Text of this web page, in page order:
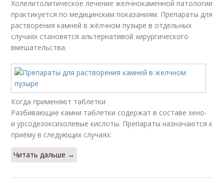
Холелитолитическое лечение желчнокаменной патологии
практикуется по медицинским показаниям. Препараты для
растворения камней в жёлчном пузыре в отдельных
случаях становятся альтернативой хирургического
вмешательства.
Когда применяют таблетки
Разбивающие камни таблетки содержат в составе хено-
и урсодезоксихолевые кислоты. Препараты назначаются к
приёму в следующих случаях:
Читать дальше →